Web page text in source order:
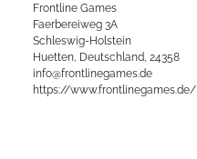
Frontline Games
Faerbereiweg 3A
Schleswig-Holstein
Huetten, Deutschland, 24358
info@frontlinegames.de
https://www.frontlinegames.de/